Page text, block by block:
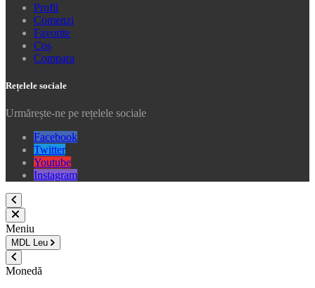
Profil
Comenzi
Favorite
Coș
Compara
Rețelele sociale
Urmărește-ne pe rețelele sociale
Facebook
Twitter
Youtube
Instagram
Meniu
MDL Leu
Monedă